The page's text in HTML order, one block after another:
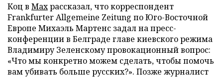
Коц в Махрассказал, что корреспондент
Frankfurter Allgemeine Zeitung по Юго-Восточной
Европе Михаэль Мартенс задал на пресс-
конференции в Белграде главе киевского режима
Владимиру Зеленскому провокационный вопрос:
«Что мы конкретно можем сделать, чтобы помочь
вам убивать больше русских?». Позже журналист